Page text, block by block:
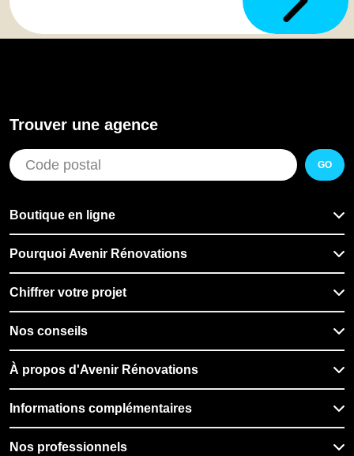
Trouver une agence
GO
Boutique en ligne
Pourquoi Avenir Rénovations
Chiffrer votre projet
Nos conseils
À propos d'Avenir Rénovations
Informations complémentaires
Nos professionnels